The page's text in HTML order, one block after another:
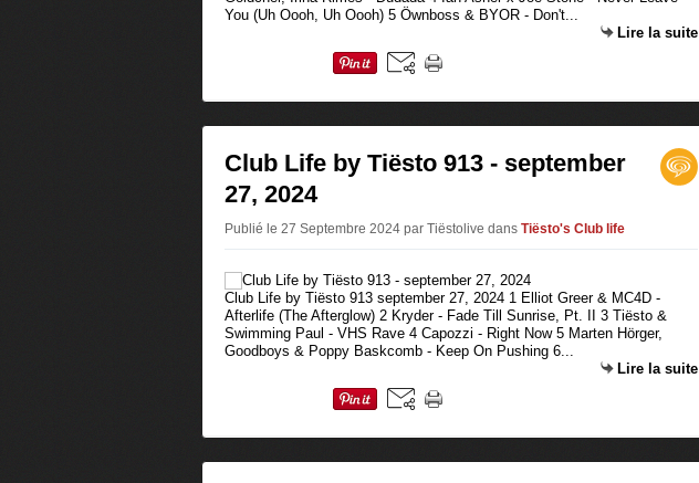
You (Uh Oooh, Uh Oooh) 5 Öwnboss & BYOR - Don't...
Lire la suite
Club Life by Tiësto 913 - september
27, 2024
Publié le 27 Septembre 2024 par Tiëstolive dans Tiësto's Club life
Club Life by Tiësto 913 september 27, 2024 1 Elliot Greer & MC4D -
Afterlife (The Afterglow) 2 Kryder - Fade Till Sunrise, Pt. II 3 Tiësto &
Swimming Paul - VHS Rave 4 Capozzi - Right Now 5 Marten Hörger,
Goodboys & Poppy Baskcomb - Keep On Pushing 6...
Lire la suite